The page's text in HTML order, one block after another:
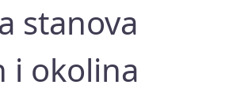
stanova
i okolina